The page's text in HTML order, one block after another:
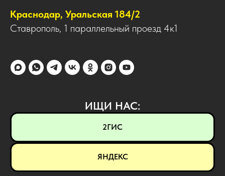
Краснодар, Уральская 184/2
Ставрополь, 1 параллельный проезд 4к1
ИЩИ НАС:
2ГИС
ЯНДЕКС